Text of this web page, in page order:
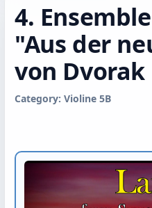
4.
"Aus der
von Dvorak
Category: Violine 5B